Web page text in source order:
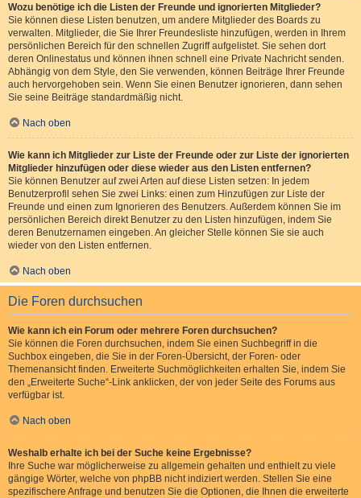
Wozu benötige ich die Listen der Freunde und ignorierten Mitglieder?
Sie können diese Listen benutzen, um andere Mitglieder des Boards zu
verwalten. Mitglieder, die Sie Ihrer Freundesliste hinzufügen, werden in Ihrem
persönlichen Bereich für den schnellen Zugriff aufgelistet. Sie sehen dort
deren Onlinestatus und können ihnen schnell eine Private Nachricht senden.
Abhängig von dem Style, den Sie verwenden, können Beiträge Ihrer Freunde
auch hervorgehoben sein. Wenn Sie einen Benutzer ignorieren, dann sehen
Sie seine Beiträge standardmäßig nicht.
Nach oben
Wie kann ich Mitglieder zur Liste der Freunde oder zur Liste der ignorierten
Mitglieder hinzufügen oder diese wieder aus den Listen entfernen?
Sie können Benutzer auf zwei Arten auf diese Listen setzen: In jedem
Benutzerprofil sehen Sie zwei Links: einen zum Hinzufügen zur Liste der
Freunde und einen zum Ignorieren des Benutzers. Außerdem können Sie im
persönlichen Bereich direkt Benutzer zu den Listen hinzufügen, indem Sie
deren Benutzernamen eingeben. An gleicher Stelle können Sie sie auch
wieder von den Listen entfernen.
Nach oben
Die Foren durchsuchen
Wie kann ich ein Forum oder mehrere Foren durchsuchen?
Sie können die Foren durchsuchen, indem Sie einen Suchbegriff in die
Suchbox eingeben, die Sie in der Foren-Übersicht, der Foren- oder
Themenansicht finden. Erweiterte Suchmöglichkeiten erhalten Sie, indem Sie
den „Erweiterte Suche“-Link anklicken, der von jeder Seite des Forums aus
verfügbar ist.
Nach oben
Weshalb erhalte ich bei der Suche keine Ergebnisse?
Ihre Suche war möglicherweise zu allgemein gehalten und enthielt zu viele
gängige Wörter, welche von phpBB nicht indiziert werden. Stellen Sie eine
spezifischere Anfrage und benutzen Sie die Optionen, die Ihnen die erweiterte